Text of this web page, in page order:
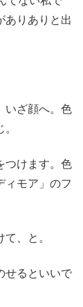
ありありと出
いざ顔へ。色
つけます。色
ィモア」のフ
、と。
せるといいで